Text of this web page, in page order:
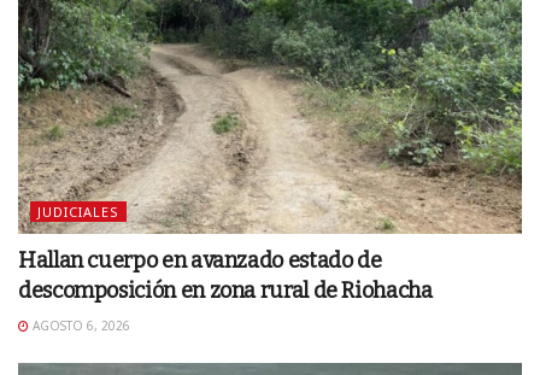
JUDICIALES
Hallan cuerpo en avanzado estado de
descomposición en zona rural de Riohacha
AGOSTO 6, 2026